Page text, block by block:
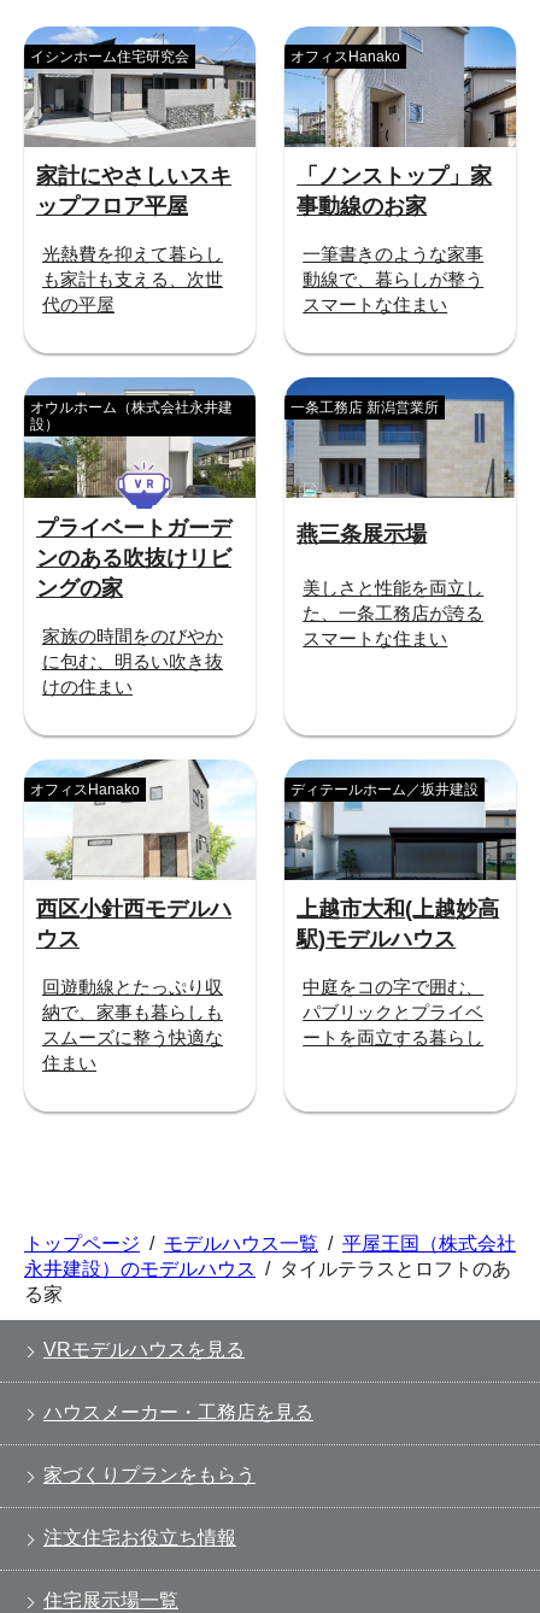
家計にやさしいスキ
ップフロア平屋
イシンホーム住宅研究会
光熱費を抑えて暮らし
も家計も支える、次世
代の平屋
「ノンストップ」家
事動線のお家
オフィスHanako
一筆書きのような家事
動線で、暮らしが整う
スマートな住まい
プライベートガーデ
ンのある吹抜けリビ
ングの家
オウルホーム（株式会社永井建
設）
家族の時間をのびやか
に包む、明るい吹き抜
けの住まい
燕三条展示場
一条工務店 新潟営業所
美しさと性能を両立し
た、一条工務店が誇る
スマートな住まい
西区小針西モデルハ
ウス
オフィスHanako
回遊動線とたっぷり収
納で、家事も暮らしも
スムーズに整う快適な
住まい
上越市大和(上越妙高
駅)モデルハウス
ディテールホーム／坂井建設
中庭をコの字で囲む、
パブリックとプライベ
ートを両立する暮らし
トップページ / モデルハウス一覧 / 平屋王国（株式会社
永井建設）のモデルハウス / タイルテラスとロフトのあ
る家
VRモデルハウスを見る
ハウスメーカー・工務店を見る
家づくりプランをもらう
注文住宅お役立ち情報
住宅展示場一覧